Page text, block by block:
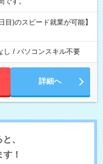
)のスピード就業が可能】
し / パソコンスキル不要
詳細へ
、
！